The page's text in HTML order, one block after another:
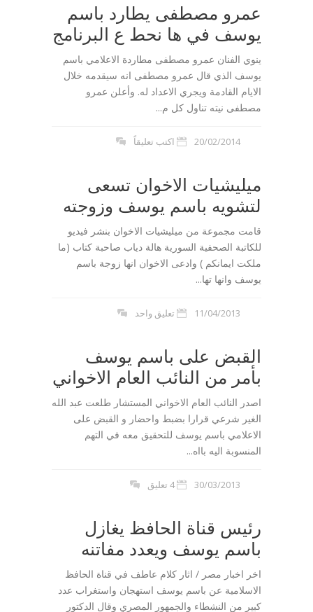
عمرو مصطفى يطارد باسم
يوسف في ها نحط ع البرنامج
ينوي الفنان عمرو مصطفى مطاردة الاعلامي باسم
يوسف الذي قال عمرو مصطفى انه سيقدمه خلال
الايام القادمة ويجري الاعداد له. وأعلن عمرو
مصطفى نيته تناول كل م...
20/02/2014 اكتب تعليقاً
ميليشيات الاخوان تسعى
لتشويه باسم يوسف وزوجته
قامت مجموعة من ميليشيات الاخوان بنشر فيديو
للكاتبة الصحفية السورية هالة دياب صاحبة كتاب (ما
ملكت ايمانكم ) وادعى الاخوان انها زوجة باسم
يوسف وانها تها...
11/04/2013 تعليق واحد
القبض على باسم يوسف
بأمر من النائب العام الاخواني
اصدر النائب العام الاخواني المستشار طلعت عبد الله
الغير شرعي قرارا بضبط واحضار و القبض على
الاعلامي باسم يوسف للتحقيق معه في التهم
المنسوبة اليه بااه...
30/03/2013 4 تعليق
رئيس قناة الحافظ يغازل
باسم يوسف ويعدد مفاتنه
اخر اخبار مصر / اثار كلام عاطف في قناة الحافظ
الاسلامية عن باسم يوسف استهجان واستغراب عدد
كبير من النشطاء والجمهور المصري وقال الدكتور